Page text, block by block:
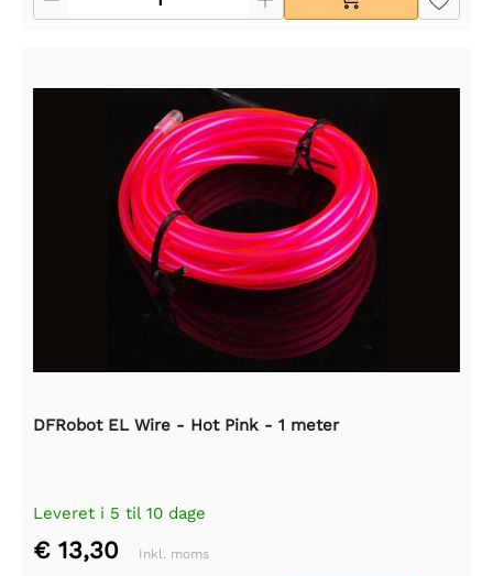
DFRobot EL Wire - Hot Pink - 1 meter
Leveret i 5 til 10 dage
€ 13,30 Inkl. moms